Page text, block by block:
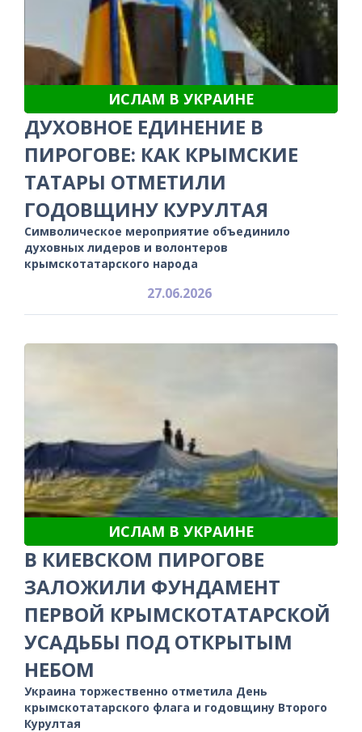
ИСЛАМ В УКРАИНЕ
ДУХОВНОЕ ЕДИНЕНИЕ В
ПИРОГОВЕ: КАК КРЫМСКИЕ
ТАТАРЫ ОТМЕТИЛИ
ГОДОВЩИНУ КУРУЛТАЯ
Символическое мероприятие объединило
духовных лидеров и волонтеров
крымскотатарского народа
27.06.2026
ИСЛАМ В УКРАИНЕ
В КИЕВСКОМ ПИРОГОВЕ
ЗАЛОЖИЛИ ФУНДАМЕНТ
ПЕРВОЙ КРЫМСКОТАТАРСКОЙ
УСАДЬБЫ ПОД ОТКРЫТЫМ
НЕБОМ
Украина торжественно отметила День
крымскотатарского флага и годовщину Второго
Курултая